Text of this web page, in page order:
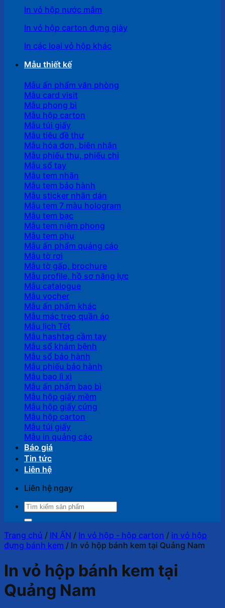
In vỏ hộp nước mắm
In vỏ hộp carton đựng giày
In các loại vỏ hộp khác
Mẫu thiết kế
Mẫu ấn phẩm văn phòng
Mẫu card visit
Mẫu phong bì
Mẫu hộp carton
Mẫu túi giấy
Mẫu tiêu đề thư
Mẫu hóa đơn, biên nhận
Mẫu phiếu thu, phiếu chi
Mẫu sổ tay
Mẫu tem nhãn
Mẫu tem bảo hành
Mẫu sticker nhãn dán
Mẫu tem 7 màu hologram
Mẫu tem bạc
Mẫu tem niêm phong
Mẫu tem phụ
Mẫu ấn phẩm quảng cáo
Mẫu tờ rơi
Mẫu tờ gấp, brochure
Mẫu profile, hồ sơ năng lực
Mẫu catalogue
Mẫu vocher
Mẫu ấn phẩm khác
Mẫu mác treo quần áo
Mẫu lịch Tết
Mẫu hashtag cầm tay
Mẫu sổ khám bệnh
Mẫu sổ bảo hành
Mẫu phiếu bảo hành
Mẫu bao lì xì
Mẫu ấn phẩm bao bì
Mẫu hộp giấy mềm
Mẫu hộp giấy cứng
Mẫu hộp carton
Mẫu túi giấy
Mẫu in quảng cáo
Báo giá
Tin tức
Liên hệ
Liên hệ ngay
Tìm
kiếm:
Trang chủ / IN ẤN / In vỏ hộp - hộp carton / in vỏ hộp
đựng bánh kem / In vỏ hộp bánh kem tại Quảng Nam
In vỏ hộp bánh kem tại
Quảng Nam